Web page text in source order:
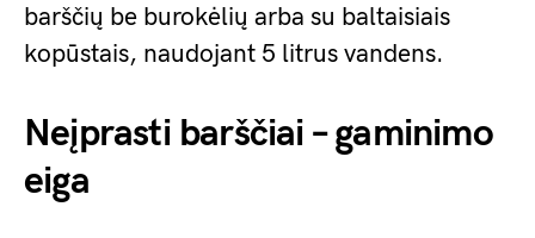
barščių be burokėlių arba su baltaisiais
kopūstais, naudojant 5 litrus vandens.
Neįprasti barščiai – gaminimo
eiga